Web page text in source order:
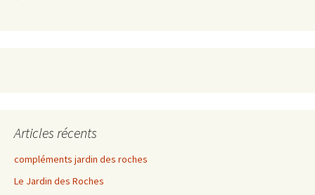
Articles récents
compléments jardin des roches
Le Jardin des Roches